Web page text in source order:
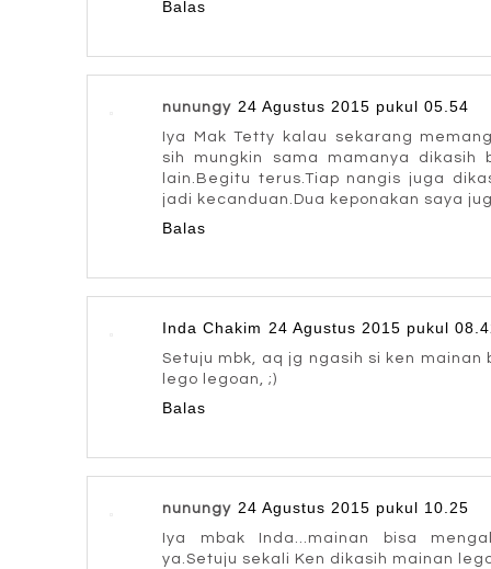
Balas
nunungy 24 Agustus 2015 pukul 05.54
Iya Mak Tetty kalau sekarang
sih mungkin sama mamanya
lain.Begitu terus.Tiap nangis juga
jadi kecanduan.Dua keponakan saya
Balas
Inda Chakim 24 Agustus 2015 pukul
Setuju mbk, aq jg ngasih si ken
lego legoan, ;)
Balas
nunungy 24 Agustus 2015 pukul 10.25
Iya mbak Inda...mainan bisa
ya.Setuju sekali Ken dikasih mainan